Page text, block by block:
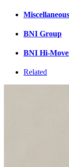
Miscellaneous
BNI Group
BNI Hi-
Related